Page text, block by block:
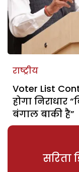
राष्ट्रीय
Voter List
होगा निराधार
बंगाल बाकी है”
सरिता